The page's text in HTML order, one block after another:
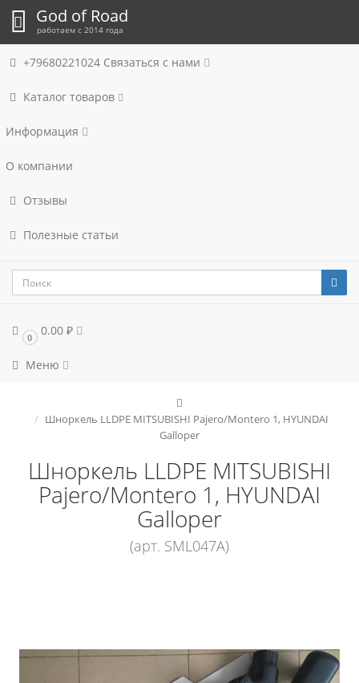
God of Road
работаем с 2014 года
+79680221024 Связаться с нами
Каталог товаров
Информация
О компании
Отзывы
Полезные статьи
0 0.00 ₽
Меню
Шноркель LLDPE MITSUBISHI Pajero/Montero 1, HYUNDAI
Galloper
Шноркель LLDPE MITSUBISHI
Pajero/Montero 1, HYUNDAI
Galloper
(арт. SML047A)